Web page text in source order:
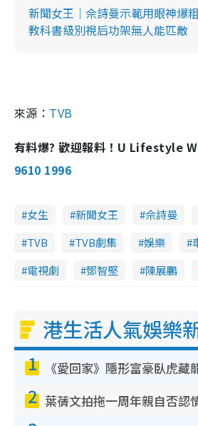
新聞女王｜佘詩曼示範用眼神爆
教科書級別視后功架無人能匹敵
來源： TVB
有料爆? 歡迎報料！U Lifestyle
9610 1996
女生 新聞女王 佘詩曼
TVB
TVB劇集 娛樂
電視劇
鄧智堅 陳展鵬
港生活人氣娛樂
1
2